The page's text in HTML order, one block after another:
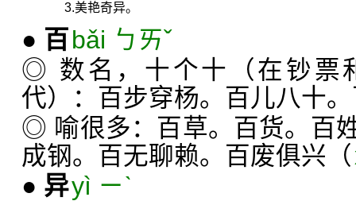
3.美艳奇异。
● 百bǎi ㄅㄞˇ
◎ 数名，十个十（在钞票
代）：百步穿杨。百儿八十
◎ 喻很多：百草。百货。百
成钢。百无聊赖。百废俱兴（
● 异yì ㄧˋ